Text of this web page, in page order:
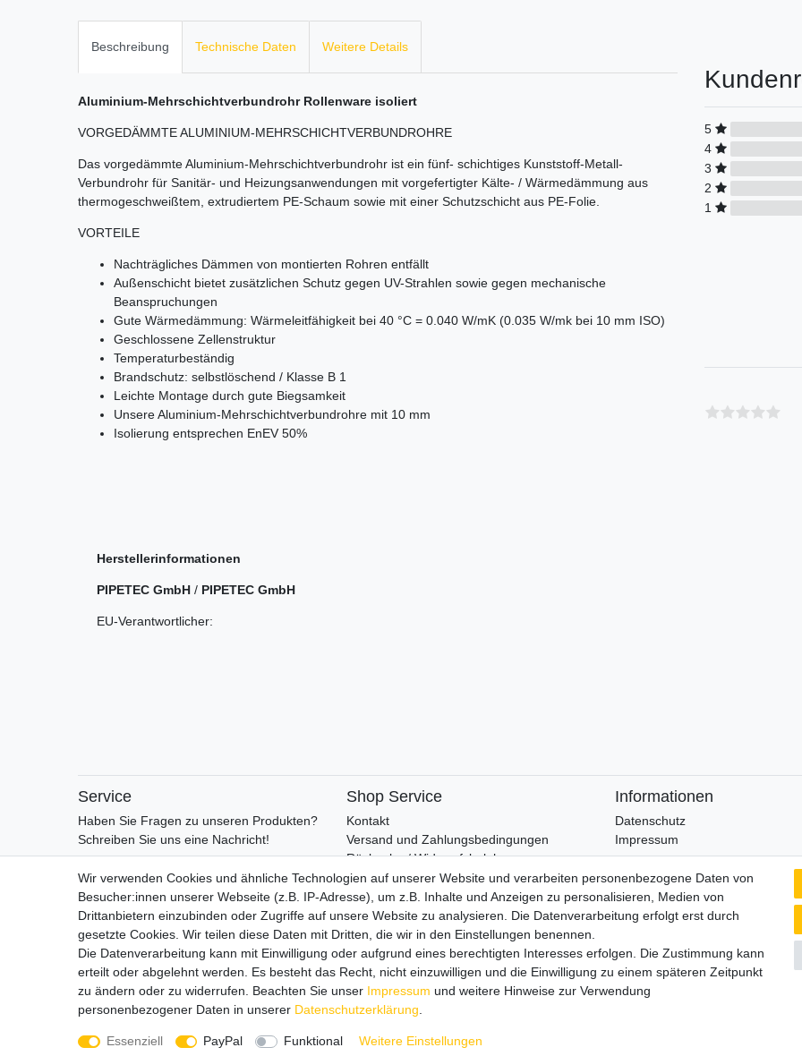
Beschreibung Technische Daten Weitere Details
Aluminium-Mehrschichtverbundrohr Rollenware isoliert
VORGEDÄMMTE ALUMINIUM-MEHR­SCHICHT­VERBUND­ROHRE
Das vorgedämmte Aluminium-Mehrschichtverbundrohr ist ein fünf- schichtiges Kunststoff-Metall-
Verbundrohr für Sanitär- und Heizungsanwendungen mit vorgefertigter Kälte- / Wärmedämmung aus
thermogeschweißtem, extrudiertem PE-Schaum sowie mit einer Schutzschicht aus PE-Folie.
VORTEILE
Nachträgliches Dämmen von montierten Rohren entfällt
Außenschicht bietet zusätzlichen Schutz gegen UV-Strahlen sowie gegen mechanische
Beanspruchungen
Gute Wärmedämmung: Wärmeleitfähigkeit bei 40 °C = 0.040 W/mK (0.035 W/mk bei 10 mm ISO)
Geschlossene Zellenstruktur
Temperaturbeständig
Brandschutz: selbstlöschend / Klasse B 1
Leichte Montage durch gute Biegsamkeit
Unsere Aluminium-Mehrschichtverbundrohre mit 10 mm
Isolierung entsprechen EnEV 50%
Herstellerinformationen
PIPETEC GmbH / PIPETEC GmbH
EU-Verantwortlicher:
5
4
3
2
1
Service
Haben Sie Fragen zu unseren Produkten?
Schreiben Sie uns eine Nachricht!
Shop Service
Kontakt
Versand und Zahlungsbedingungen
Rückgabe / Widerrufsbelehrung
Retoure
AGB
Vertrag widerrufen
Informationen
Datenschutz
Impressum
Wir verschicken klimaneutral mit
Wir verwenden Cookies und ähnliche Technologien auf unserer Website und verarbeiten personenbezogene Daten von
Besucher:innen unserer Webseite (z.B. IP-Adresse), um z.B. Inhalte und Anzeigen zu personalisieren, Medien von
Drittanbietern einzubinden oder Zugriffe auf unsere Website zu analysieren. Die Datenverarbeitung erfolgt erst durch
gesetzte Cookies. Wir teilen diese Daten mit Dritten, die wir in den Einstellungen benennen.
Die Datenverarbeitung kann mit Einwilligung oder aufgrund eines berechtigten Interesses erfolgen. Die Zustimmung kann
erteilt oder abgelehnt werden. Es besteht das Recht, nicht einzuwilligen und die Einwilligung zu einem späteren Zeitpunkt
zu ändern oder zu widerrufen. Beachten Sie unser Impressum und weitere Hinweise zur Verwendung
personenbezogener Daten in unserer Daten­schutz­erklärung
Essenziell PayPal Funktional Weitere Einstellungen